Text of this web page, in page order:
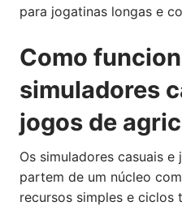
para jogatinas longas e
Como
simuladores
jogos de
Os simuladores casuais
partem de um núcleo
recursos simples e ciclos